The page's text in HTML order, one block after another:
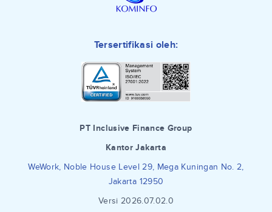
Tersertifikasi oleh:
PT Inclusive Finance Group
Kantor Jakarta
WeWork, Noble House Level 29, Mega Kuningan No. 2,
Jakarta 12950
Versi 2026.07.02.0